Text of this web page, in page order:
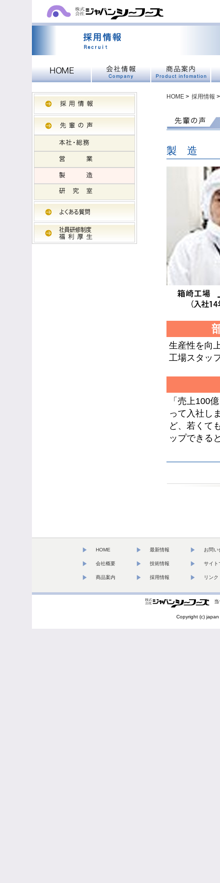
HOME > 採用情報 >
製 造
生産性を向
工場スタッ
「売上100
って入社し
ど、若くて
ップできる
HOME 最新情報 お問い
会社概要 技術情報 サイト
商品案内 採用情報 リンク
Copyright (c)